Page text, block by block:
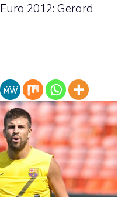
Euro 2012: Gerard